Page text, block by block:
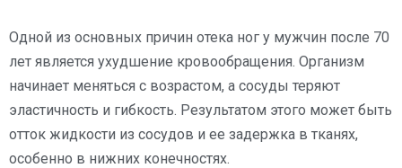
Одной из основных причин отека ног у мужчин после 70
лет является ухудшение кровообращения. Организм
начинает меняться с возрастом, а сосуды теряют
эластичность и гибкость. Результатом этого может быть
отток жидкости из сосудов и ее задержка в тканях,
особенно в нижних конечностях.